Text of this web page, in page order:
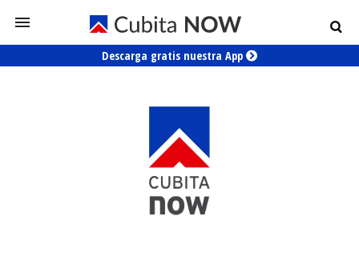
Descarga gratis nuestra App